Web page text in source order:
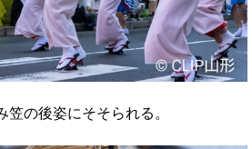
笠の後姿にそそられる。